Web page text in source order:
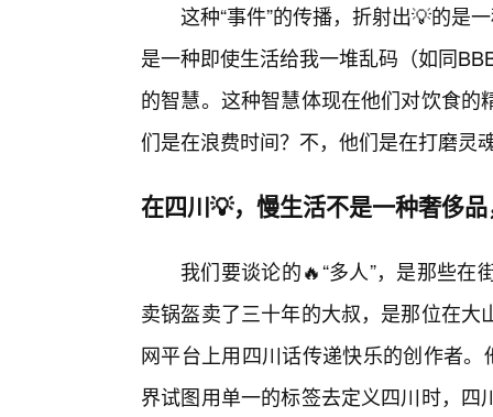
这种“事件”的传播，折射出💡的是
是一种即使生活给我一堆乱码（如同
的智慧。这种智慧体现在他们对饮食
们是在浪费时间？不，他们是在打磨灵
在四川💡，慢生活不是一种奢侈
我们要谈论的🔥“多人”，是那些
卖锅盔卖了三十年的大叔，是那位在
网平台上用四川话传递快乐的创作者
界试图用单一的标签去定义四川时，